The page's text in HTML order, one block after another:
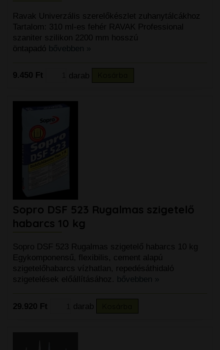
Ravak Univerzális szerelőkészlet zuhanytálcákhoz
Tartalom: 310 ml-es fehér RAVAK Professional
szaniter szilikon 2200 mm hosszú
öntapadó bővebben »
9.450 Ft darab
Sopro DSF 523 Rugalmas szigetelő
habarcs 10 kg
Sopro DSF 523 Rugalmas szigetelő habarcs 10 kg
Egykomponensű, flexibilis, cement alapú
szigetelőhabarcs vízhatlan, repedésáthidaló
szigetelések előállításához. bővebben »
29.920 Ft darab